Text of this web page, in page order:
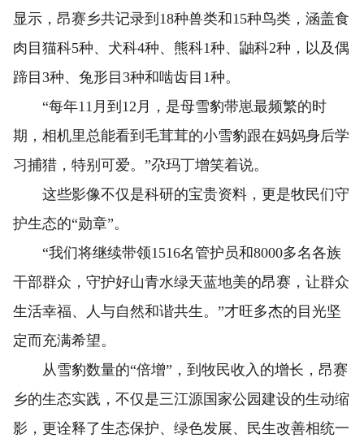
显示，昂赛乡共记录到18种兽类和15种鸟类，涵盖食
肉目猫科5种、犬科4种、熊科1种、鼬科2种，以及偶
蹄目3种、兔形目3种和啮齿目1种。
“每年11月到12月，是母雪豹带崽最频繁的时
期，相机里总能看到毛茸茸的小雪豹跟在妈妈身后学
习捕猎，特别可爱。”尕玛丁增笑着说。
这些影像不仅是科研的宝贵资料，更是牧民们守
护生态的“勋章”。
“我们将继续带领1516名管护员和8000多名各族
干部群众，守护好山青水绿天蓝地美的昂赛，让群众
生活幸福、人与自然和谐共生。”才旺多杰的目光坚
定而充满希望。
从雪豹数量的“倍增”，到牧民收入的增长，昂赛
乡的生态实践，不仅是三江源国家公园建设的生动缩
影，更诠释了生态保护、绿色发展、民生改善相统一